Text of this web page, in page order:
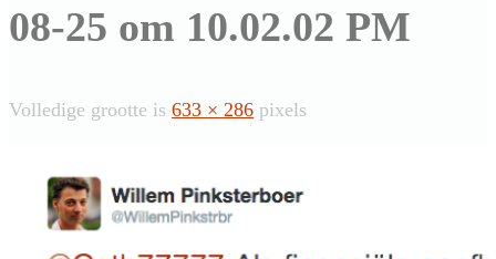
08-25 om 10.02.02 PM
Volledige grootte is 633 × 286 pixels